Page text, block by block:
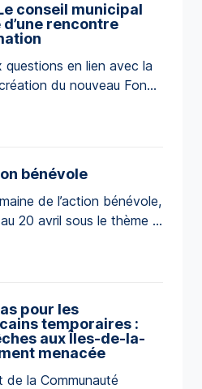
conseil municipal
rencontre
en lien avec la
du nouveau Fonds
maritime des Îles
détaillée de la
vigueur […]
bénévole
de l’action bénévole,
20 avril sous le thème «
l’engagement
la-Madeleine tient à
gratitude pour […]
pour les
temporaires :
aux Îles-de-la-
menacée
de la Communauté